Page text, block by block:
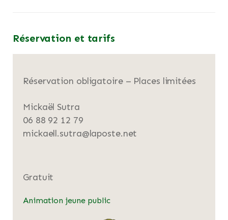
Réservation et tarifs
Réservation obligatoire – Places limitées
Mickaël Sutra
06 88 92 12 79
mickaell.sutra@laposte.net
Gratuit
Animation jeune public